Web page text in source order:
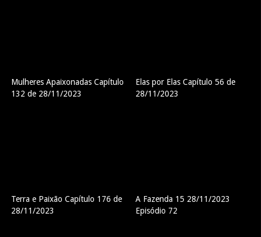
Mulheres Apaixonadas Capítulo
132 de 28/11/2023
Elas por Elas Capítulo 56 de
28/11/2023
Terra e Paixão Capítulo 176 de
28/11/2023
A Fazenda 15 28/11/2023
Episódio 72